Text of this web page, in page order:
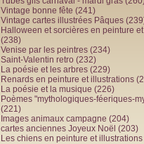
Vintage bonne fête (241)
Vintage cartes illustrées Pâques
Halloween et sorcières en peinture
(238)
Venise par les peintres (234)
Saint-Valentin retro (232)
La poésie et les arbres (229)
Renards en peinture et illustrations
La poésie et la musique (226)
Poèmes "mythologiques-féeriques-
(221)
Images animaux campagne (204)
cartes anciennes Joyeux Noël (203)
Les chiens en peinture et illustrations